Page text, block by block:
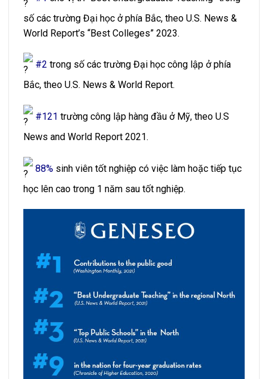
số các trường Đại học ở phía Bắc, theo U.S. News &
World Report’s “Best Colleges” 2023.
#2 trong số các trường Đại học công lập ở phía
Bắc, theo U.S. News & World Report.
#121 trường công lập hàng đầu ở Mỹ, theo U.S
News and World Report 2021.
88% sinh viên tốt nghiệp có việc làm hoặc tiếp tục
học lên cao trong 1 năm sau tốt nghiệp.